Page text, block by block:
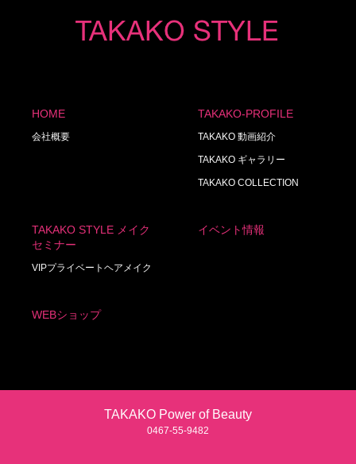
HOME
会社概要
TAKAKO-PROFILE
TAKAKO 動画紹介
TAKAKO ギャラリー
TAKAKO COLLECTION
TAKAKO STYLE メイク
セミナー
VIPプライベートヘアメイク
イベント情報
WEBショップ
TAKAKO Power of Beauty
0467‐55‐9482